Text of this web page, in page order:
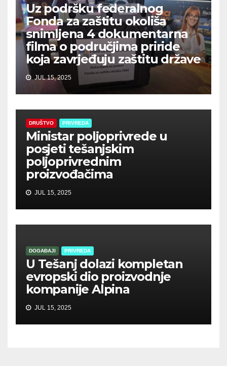
Uz podršku federalnog
Fonda za zaštitu okoliša
snimljena 4 dokumentarna
filma o područjima priride
koja zavrjeđuju zaštitu države
JUL 15, 2025
DRUŠTVO PRIVREDA
Ministar poljoprivrede u
posjeti tešanjskim
poljoprivrednim
proizvođačima
JUL 15, 2025
DOGAĐAJI PRIVREDA
U Tešanj dolazi kompletan
evropski dio proizvodnje
kompanije Alpina
JUL 15, 2025